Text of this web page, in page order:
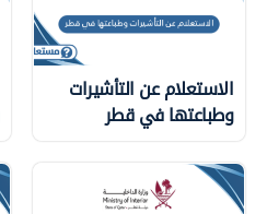
الاستعلام عن التأشيرات
وطباعتها في قطر